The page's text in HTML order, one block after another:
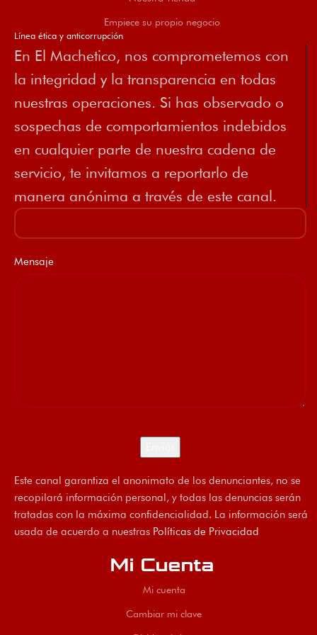
Empiece su propio negocio
Línea ética y anticorrupción
En El Machetico, nos comprometemos con
la integridad y la transparencia en todas
nuestras operaciones. Si has observado o
sospechas de comportamientos indebidos
en cualquier parte de nuestra cadena de
servicio, te invitamos a reportarlo de
manera anónima a través de este canal.
Mensaje
Este canal garantiza el anonimato de los denunciantes, no se
recopilará información personal, y todas las denuncias serán
tratadas con la máxima confidencialidad. La información será
usada de acuerdo a nuestras Políticas de Privacidad
Mi Cuenta
Mi cuenta
Cambiar mi clave